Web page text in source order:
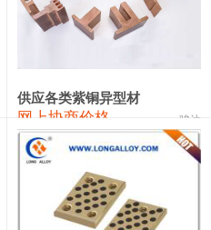
109,860
26,400 100
100
24,400
供应各类紫铜异型材
网上协商价格 骏达